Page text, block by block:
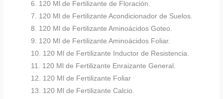
6. 120 Ml de Fertilizante de Floración.
7. 120 Ml de Fertilizante Acondicionador de Suelos.
8. 120 Ml de Fertilizante Aminoácidos Goteo.
9. 120 Ml de Fertilizante Aminoácidos Foliar.
10. 120 Ml de Fertilizante Inductor de Resistencia.
11. 120 Ml de Fertilizante Enraizante General.
12. 120 Ml de Fertilizante Foliar
13. 120 Ml de Fertilizante Calcio.